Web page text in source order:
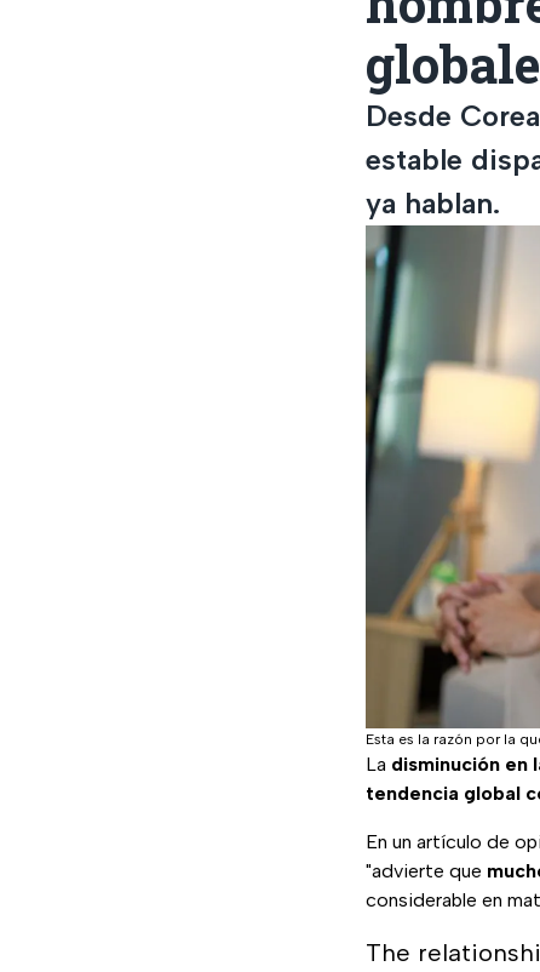
Desde
estable
ya hablan.
Esta es la razón por la
La disminución en
tendencia global
En un artículo de
"advierte que
considerable en
The